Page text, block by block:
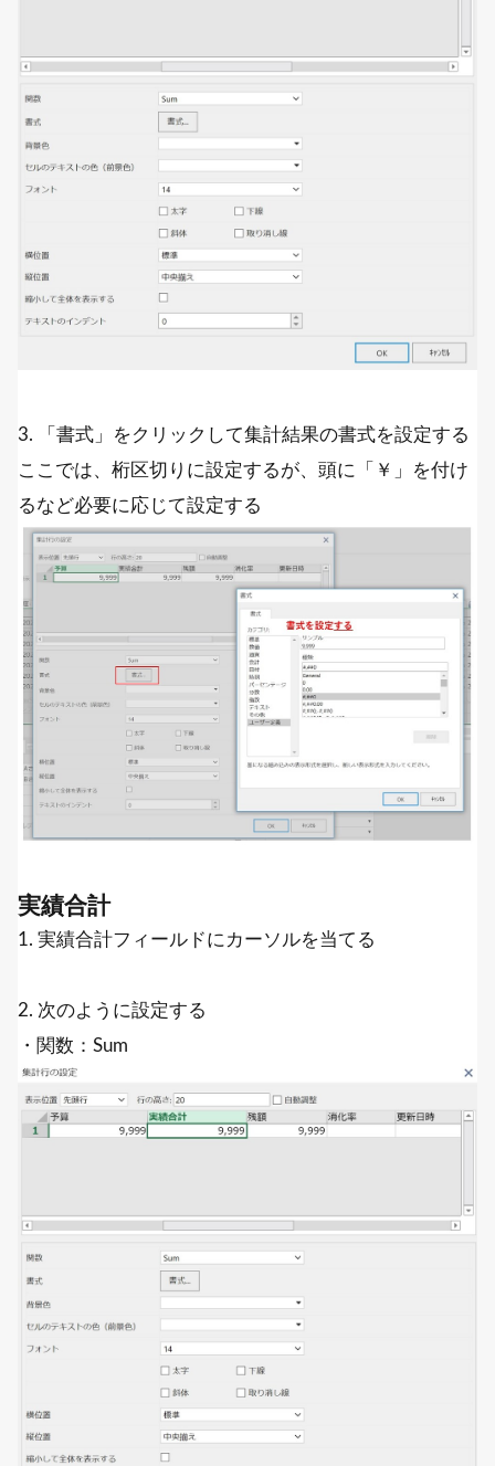
3. 「書式」をクリックして集計結果の書式を設定する
ここでは、桁区切りに設定するが、頭に「￥」を付け
るなど必要に応じて設定する
実績合計
1. 実績合計フィールドにカーソルを当てる
2. 次のように設定する
・関数：Sum